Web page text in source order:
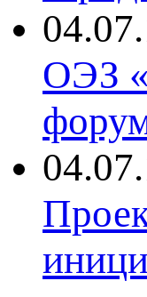
ОЭЗ